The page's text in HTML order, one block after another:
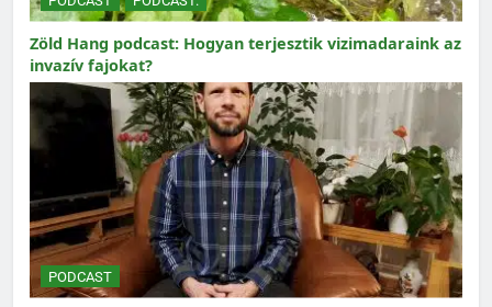
Zöld Hang podcast: Hogyan terjesztik vizimadaraink az
invazív fajokat?
PODCAST